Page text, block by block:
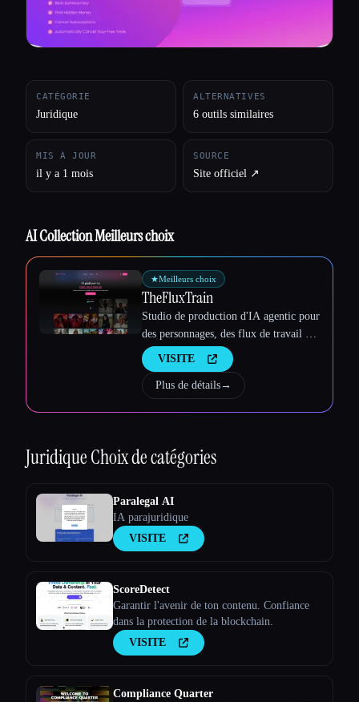
CATÉGORIE
Juridique
ALTERNATIVES
6 outils similaires
MIS À JOUR
il y a 1 mois
SOURCE
Site officiel ↗︎
AI Collection Meilleurs choix
★Meilleurs choix
TheFluxTrain
Studio de production d'IA agentic pour
des personnages, des flux de travail et
des vidéos cohérents
VISITE
Plus de détails→
JuridiqueChoix de catégories
Paralegal AI
IA parajuridique
VISITE
ScoreDetect
Garantir l'avenir de ton contenu. Confiance
dans la protection de la blockchain.
VISITE
Compliance Quarter